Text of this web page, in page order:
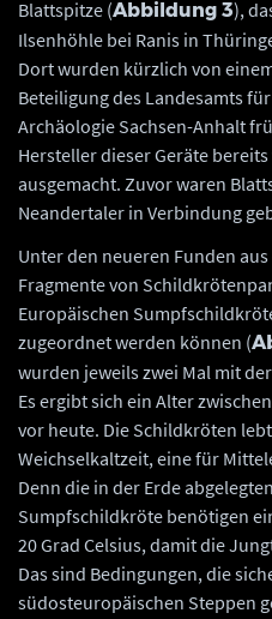
Blattspitze (Abbildung 3),
Ilsenhöhle bei Ranis in
Dort wurden kürzlich von
Beteiligung des Landesamts
Archäologie Sachsen-Anhalt
Hersteller dieser Geräte
ausgemacht. Zuvor waren
Neandertaler in Verbindung
Unter den neueren Funden
Fragmente von
Europäischen
zugeordnet werden können (
wurden jeweils zwei Mal mit
Es ergibt sich ein Alter
vor heute. Die Schildkröten
Weichselkaltzeit, eine für
Denn die in der Erde
Sumpfschildkröte benötigen
20 Grad Celsius, damit die
Das sind Bedingungen, die
südosteuropäischen Steppen